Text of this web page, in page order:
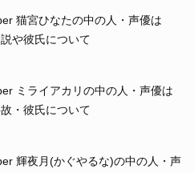
猫宮ひなたの中の人・声優は
や彼氏について
ミライアカリの中の人・声優は
・彼氏について
輝夜月(かぐやるな)の中の人・声